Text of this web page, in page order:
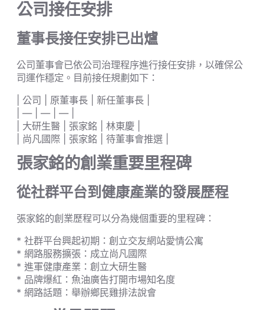
公司接任安排
董事長接任安排已出爐
公司董事會已依公司治理程序進行接任安排，以確保公
司運作穩定。目前接任規劃如下：
| 公司 | 原董事長 | 新任董事長 |
| — | — | — |
| 大研生醫 | 張家銘 | 林東慶 |
| 尚凡國際 | 張家銘 | 待董事會推選 |
張家銘的創業重要里程碑
從社群平台到健康產業的發展歷程
張家銘的創業歷程可以分為幾個重要的里程碑：
* 社群平台興起初期：創立交友網站愛情公寓
* 網路服務擴張：成立尚凡國際
* 進軍健康產業：創立大研生醫
* 品牌爆紅：魚油廣告打開市場知名度
* 網路話題：舉辦鄉民雞排法說會